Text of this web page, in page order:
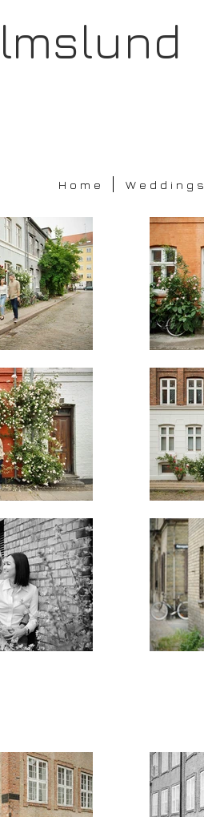
H o m e W e d d i n g s